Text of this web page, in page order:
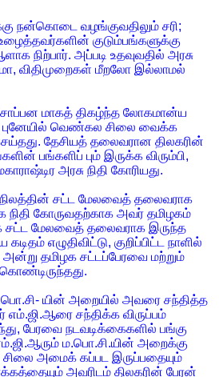
நன்கொடை வழங்குவதிலும் சரி;
உழைத்தவர்களின் குடும்பங்களுக்கு
நிற்பார். அப்படி உதவுவதில் அரசு
விதிமுறைகள் மீறலோ இல்லாமல்
மாகத் திகழ்ந்த லோகமான்ய
புனேயில் வெண்கல சிலை வைக்க
செய்தது. தேசியத் தலைவரான திலகரின்
பங்களிப் பும் இருக்க விரும்பி,
அரசு நிதி கோரியது.
சட்ட மேலவைத் தலைவராக
கோருவதற்காக அவர் தமிழகம்
சட்ட மேலவைத் தலைவராக இருந்த
எழுதிவிட்டு, குறிப்பிட்ட நாளில்
தமிழக சட்டப்பேரவை மற்றும்
யின் அறையில் அவரை சந்தித்த
எம்.ஜி.ஆரை சந்திக்க விருப்பம்
பேரவை நடவடிக்கைகளில் பங்கு
ம.பொ.சி.யின் அறைக்கு
சிலை அமைக் கப்பட இருப்பதையும்
அவரிடம் திலகரின் பேரன்